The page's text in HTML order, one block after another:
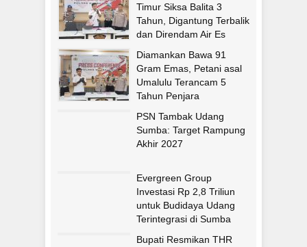
Timur Siksa Balita 3
Tahun, Digantung Terbalik
dan Direndam Air Es
Diamankan Bawa 91
Gram Emas, Petani asal
Umalulu Terancam 5
Tahun Penjara
PSN Tambak Udang
Sumba: Target Rampung
Akhir 2027
Evergreen Group
Investasi Rp 2,8 Triliun
untuk Budidaya Udang
Terintegrasi di Sumba
Bupati Resmikan THR